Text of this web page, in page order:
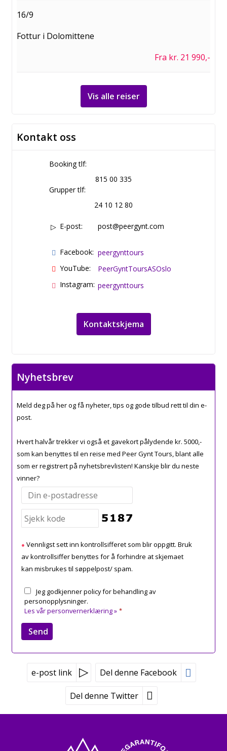
16/9
Fottur i Dolomittene
Fra kr. 21 990,-
Vis alle reiser
Kontakt oss
Booking tlf:
815 00 335
Grupper tlf:
24 10 12 80
E-post: post@peergynt.com
Facebook: peergynttours
YouTube:
PeerGyntToursASOslo
Instagram: peergynttours
Kontaktskjema
Nyhetsbrev
Meld deg på her og få nyheter, tips og gode tilbud rett til din e-
post.
Hvert halvår trekker vi også et gavekort pålydende kr. 5000,-
som kan benyttes til en reise med Peer Gynt Tours, blant alle
som er registrert på nyhetsbrevlisten! Kanskje blir du neste
vinner?
Vennligst sett inn kontrollsifferet som blir oppgitt. Bruk
av kontrollsiffer benyttes for å forhindre at skjemaet
kan misbrukes til søppelpost/ spam.
Jeg godkjenner policy for behandling av
personopplysninger.
Les vår personvernerklæring » *
e-post link Del denne Facebook
Del denne Twitter
Peer Gynt Tours